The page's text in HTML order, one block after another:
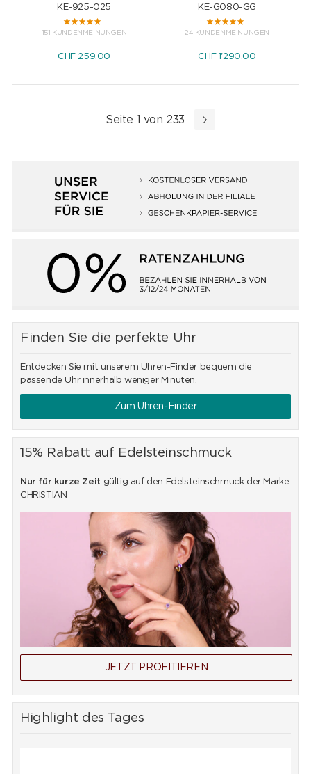
KE-925-025
151 KUNDENMEINUNGEN
CHF 259.00
KE-G080-GG
24 KUNDENMEINUNGEN
CHF 1'290.00
Seite 1 von 233
Finden Sie die perfekte Uhr
Entdecken Sie mit unserem Uhren-Finder bequem die
passende Uhr innerhalb weniger Minuten.
Zum Uhren-Finder
15% Rabatt auf Edelsteinschmuck
Nur für kurze Zeit gültig auf den Edelsteinschmuck der Marke
CHRISTIAN
JETZT PROFITIEREN
Highlight des Tages